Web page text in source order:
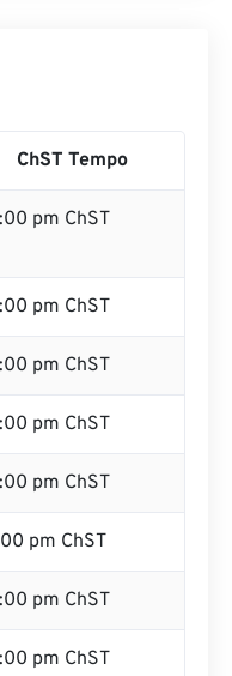
ChST Tempo
pm ChST
pm ChST
pm ChST
pm ChST
pm ChST
pm ChST
pm ChST
pm ChST